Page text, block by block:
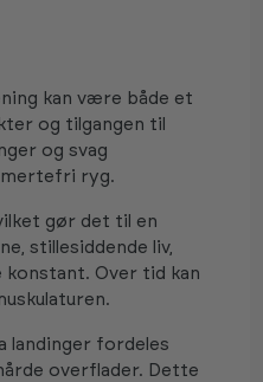
kan være både et
og tilgangen til
og svag
ryg.
gør det til en
stillesiddende liv,
Over tid kan
landinger fordeles
overflader. Dette